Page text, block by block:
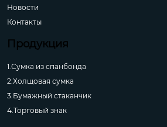
Новости
Контакты
Продукция
1.Сумка из спанбонда
2.Холщовая сумка
3.Бумажный стаканчик
4.Торговый знак